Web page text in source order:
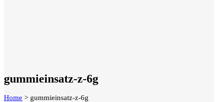
gummieinsatz-z-6g
Home > gummieinsatz-z-6g